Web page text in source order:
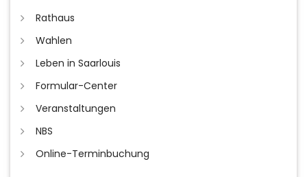
Rathaus
Wahlen
Leben in Saarlouis
Formular-Center
Veranstaltungen
NBS
Online-Terminbuchung